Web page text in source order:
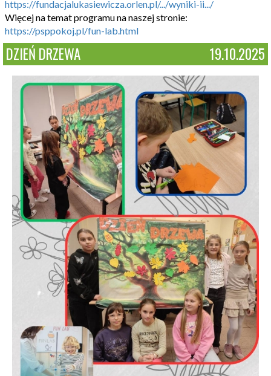
https://fundacjalukasiewicza.orlen.pl/.../wyniki-ii.../
Więcej na temat programu na naszej stronie:
https://psppokoj.pl/fun-lab.html
DZIEŃ DRZEWA 19.10.2025